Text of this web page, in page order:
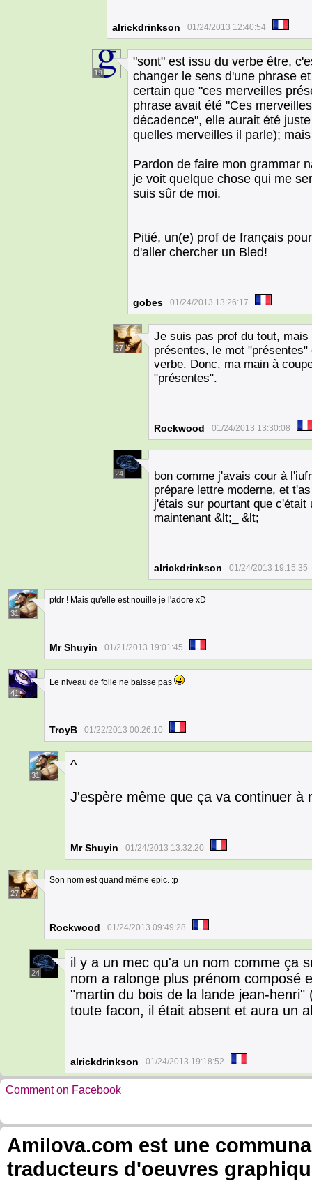
alrickdrinkson 01/24/2013 12:40:54
19
"sont" est issu du verbe être,
changer le sens d'une phrase
certain que "ces merveilles
phrase avait été "Ces
décadence", elle aurait été
quelles merveilles il parle);
Pardon de faire mon grammar
je voit quelque chose qui me
suis sûr de moi.
Pitié, un(e) prof de français
d'aller chercher un Bled!
gobes 01/24/2013 13:26:17
27
Je suis pas prof du tout,
présentes, le mot
verbe. Donc, ma main à
"présentes".
Rockwood 01/24/2013 13:30:08
24
bon comme j'avais cour à
prépare lettre moderne, et
j'étais sur pourtant que
maintenant &lt;_ &lt;
alrickdrinkson 01/24/2013 19:15:35
31
ptdr ! Mais qu'elle est nouille je l'adore xD
Mr Shuyin 01/21/2013 19:01:45
41
Le niveau de folie ne baisse pas
TroyB 01/22/2013 00:26:10
31
^
J'espère même que ça va continuer à
Mr Shuyin 01/24/2013 13:32:20
27
Son nom est quand même epic. :p
Rockwood 01/24/2013 09:49:28
24
il y a un mec qu'a un nom comme ça
nom a ralonge plus prénom composé
"martin du bois de la lande jean-
toute facon, il était absent et aura un
alrickdrinkson 01/24/2013 19:18:52
Comment on Facebook
Amilova.com est une
traducteurs d'oeuvres